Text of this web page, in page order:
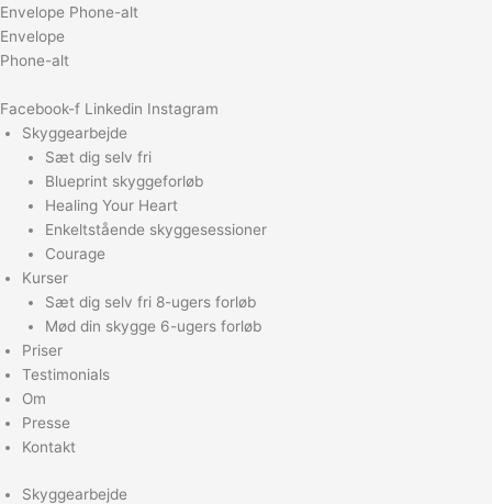
Gå
til
indholdet
Envelope Phone-alt
Envelope
Phone-alt
Facebook-f Linkedin Instagram
Skyggearbejde
Sæt dig selv fri
Blueprint skyggeforløb
Healing Your Heart
Enkeltstående skyggesessioner
Courage
Kurser
Sæt dig selv fri 8-ugers forløb
Mød din skygge 6-ugers forløb
Priser
Testimonials
Om
Presse
Kontakt
Skyggearbejde